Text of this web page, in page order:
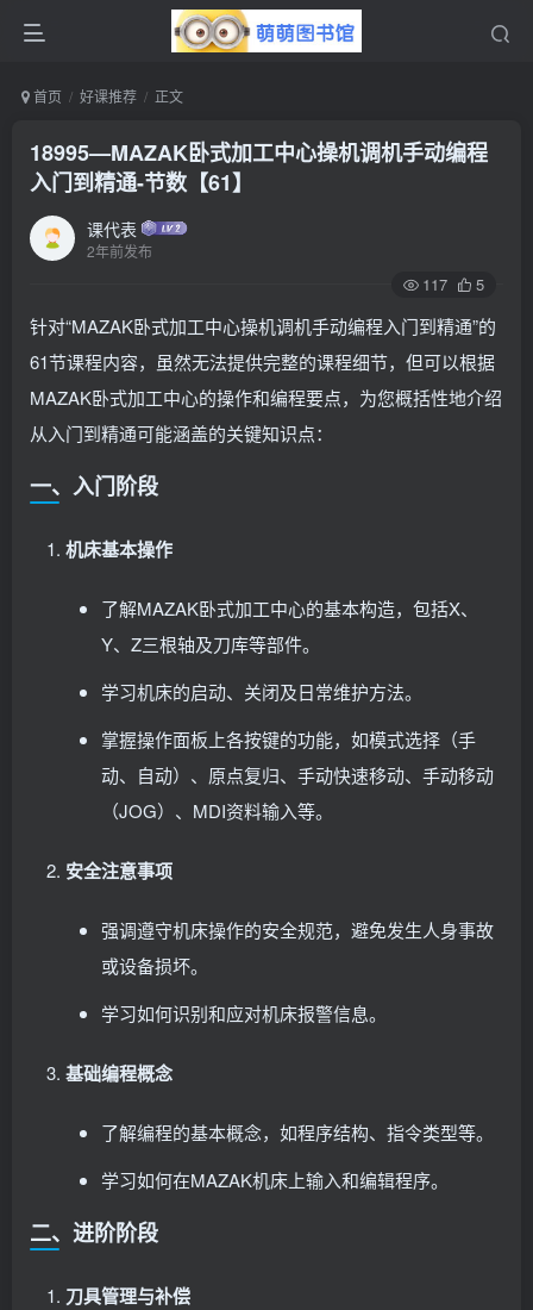
首页 好课推荐 正文
18995—MAZAK卧式加工中心操机调机手动编程
入门到精通-节数【61】
课代表
2年前发布
117 5
针对“MAZAK卧式加工中心操机调机手动编程入门到精通”的
61节课程内容，虽然无法提供完整的课程细节，但可以根据
MAZAK卧式加工中心的操作和编程要点，为您概括性地介绍
从入门到精通可能涵盖的关键知识点：
一、入门阶段
机床基本操作
了解MAZAK卧式加工中心的基本构造，包括X、
Y、Z三根轴及刀库等部件。
学习机床的启动、关闭及日常维护方法。
掌握操作面板上各按键的功能，如模式选择（手
动、自动）、原点复归、手动快速移动、手动移动
（JOG）、MDI资料输入等。
安全注意事项
强调遵守机床操作的安全规范，避免发生人身事故
或设备损坏。
学习如何识别和应对机床报警信息。
基础编程概念
了解编程的基本概念，如程序结构、指令类型等。
学习如何在MAZAK机床上输入和编辑程序。
二、进阶阶段
刀具管理与补偿